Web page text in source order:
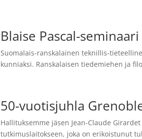
Blaise Pascal-
Suomalais-ranskalainen teknillis-
kunniaksi. Ranskalaisen tiedemiehen ja
50-vuotisjuhla
Hallituksemme jäsen Jean-Claude
tutkimuslaitokseen, joka on erikoistunut